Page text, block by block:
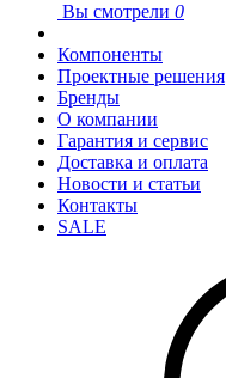
Вы смотрели 0
Компоненты
Проектные решения
Бренды
О компании
Гарантия и сервис
Доставка и оплата
Новости и статьи
Контакты
SALE